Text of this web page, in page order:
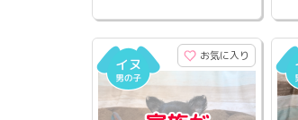
お気に入り